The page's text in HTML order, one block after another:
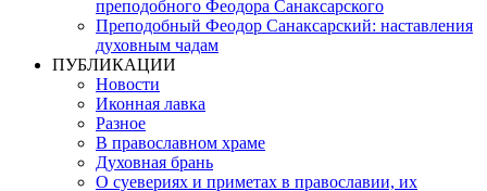
преподобного Феодора Санаксарского
Преподобный Феодор Санаксарский: наставления
духовным чадам
ПУБЛИКАЦИИ
Новости
Иконная лавка
Разное
В православном храме
Духовная брань
О суевериях и приметах в православии, их